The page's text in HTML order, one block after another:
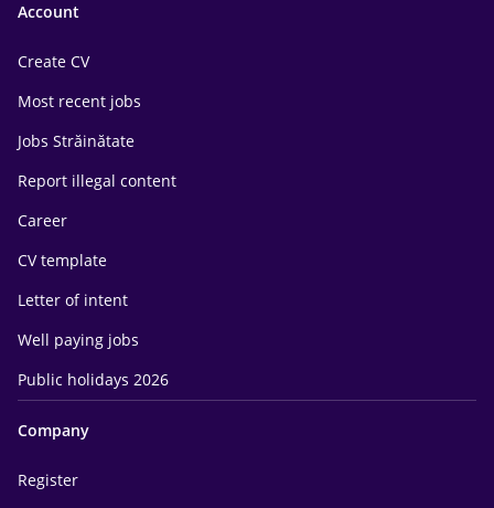
Account
Create CV
Most recent jobs
Jobs Străinătate
Report illegal content
Career
CV template
Letter of intent
Well paying jobs
Public holidays 2026
Company
Register